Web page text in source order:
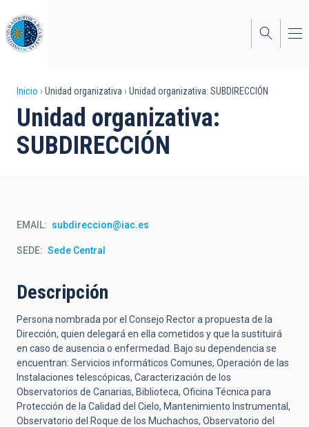
al
contenido
principal
Sobrescribir
enlaces
de
la
navegación
Inicio Unidad organizativa Unidad organizativa: SUBDIRECCIÓN
Unidad organizativa:
SUBDIRECCIÓN
EMAIL subdireccion@iac.es
SEDE Sede Central
Descripción
Persona nombrada por el Consejo Rector a propuesta de la
Dirección, quien delegará en ella cometidos y que la sustituirá
en caso de ausencia o enfermedad. Bajo su dependencia se
encuentran: Servicios informáticos Comunes, Operación de las
Instalaciones telescópicas, Caracterización de los
Observatorios de Canarias, Biblioteca, Oficina Técnica para
Protección de la Calidad del Cielo, Mantenimiento Instrumental,
Observatorio del Roque de los Muchachos, Observatorio del